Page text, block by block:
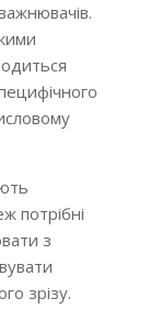
потрібні
з
зрізу.